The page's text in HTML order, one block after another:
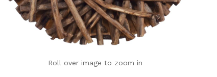
Roll over image to zoom in